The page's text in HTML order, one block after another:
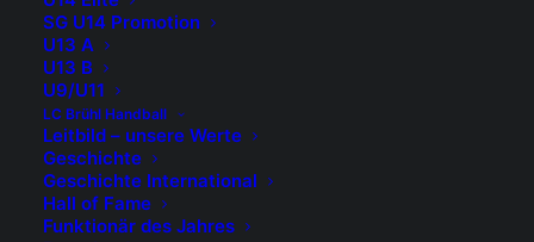
SG U14 Promotion
U13 A
U13 B
U9/U11
LC Brühl Handball
Leitbild – unsere Werte
Geschichte
Geschichte International
Hall of Fame
Funktionär des Jahres
EHF EUROPEAN LEAGUE
Gespielte Spiele Saison 25/26
https://www.handball.ch/de/